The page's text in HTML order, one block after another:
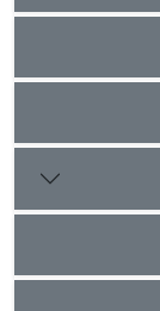
آنتی­اکسیدانتی
می­گیرد.